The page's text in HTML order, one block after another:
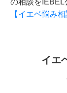
の相談を
【イエベ悩み
イエ